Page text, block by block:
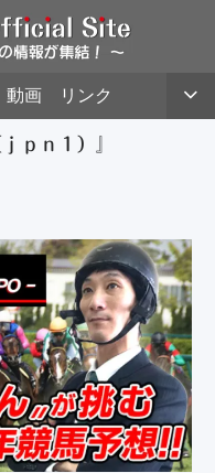
動画 リンク
ｐｎ１）』